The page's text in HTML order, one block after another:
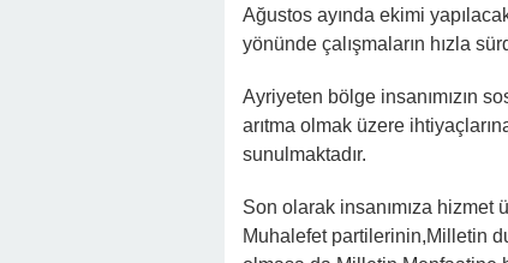
Ağustos ayında ekimi
yönünde çalışmaların hızla
Ayriyeten bölge insanımızın
arıtma olmak üzere
sunulmaktadır.
Son olarak insanımıza
Muhalefet partilerinin,Milletin